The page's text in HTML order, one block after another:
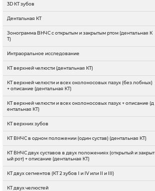
3D КТ зубов
Дентальная КТ
Зонограмма ВНЧС с открытым и закрытым ртом (дентальная К
Т)
Интраоральное исследование
КТ верхней челюсти (дентальная КТ)
КТ верхней челюсти и всех околоносовых пазух (без лобных)
+ описание (дентальная КТ)
КТ верхней челюсти и всех околоносовых пазух + описание (д
ентальная КТ)
КТ верхних зубов
КТ ВНЧС в одном положении (один сустав) (дентальная КТ)
КТ ВНЧС двух суставов в двух положениях (открытый и закрыт
ый рот) + описание (дентальная КТ)
КТ двух сегментов (КТ 2 зубов I и IV или II и III)
КТ двух челюстей